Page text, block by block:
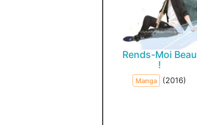
Rends-Moi Beau
!
Manga (2016)